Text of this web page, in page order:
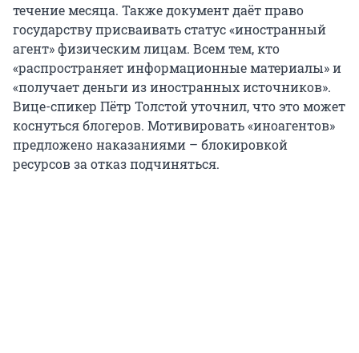
течение месяца. Также документ даёт право
государству присваивать статус «иностранный
агент» физическим лицам. Всем тем, кто
«распространяет информационные материалы» и
«получает деньги из иностранных источников».
Вице-спикер Пётр Толстой уточнил, что это может
коснуться блогеров. Мотивировать «иноагентов»
предложено наказаниями – блокировкой
ресурсов за отказ подчиняться.